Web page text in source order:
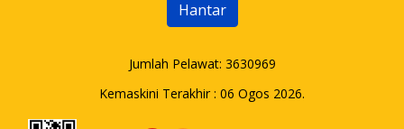
Jumlah Pelawat: 3630969
Kemaskini Terakhir : 06 Ogos 2026.